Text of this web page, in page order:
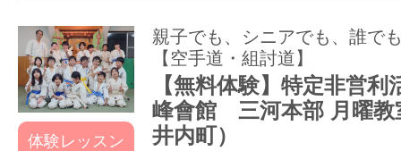
体験レッスン
親子でも、シニアでも、誰で
【空手道・組討道】
【無料体験】特定非営利
峰會館 三河本部 月曜教
井内町）